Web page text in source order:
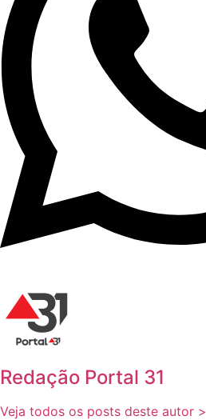
Redação Portal 31
Veja todos os posts deste autor >